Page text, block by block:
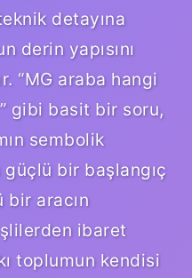
detayına
derin yapısını
“MG araba hangi
gibi basit bir soru,
sembolik
bir başlangıç
bir aracın
ibaret
toplumun kendisi